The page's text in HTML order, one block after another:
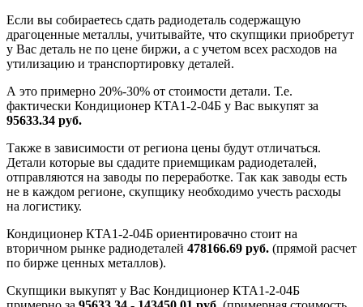
Если вы собираетесь сдать радиодеталь содержащую
драгоценные металлы, учитывайте, что скупщики приобретут
у Вас деталь не по цене биржи, а с учетом всех расходов на
утилизацию и транспортировку деталей.
А это примерно 20%-30% от стоимости детали. Т.е.
фактически Кондиционер КТА1-2-04Б у Вас выкупят за
95633.34 руб.
Также в зависимости от региона цены будут отличаться.
Детали которые вы сдадите приемщикам радиодеталей,
отправляются на заводы по переработке. Так как заводы есть
не в каждом регионе, скупщику необходимо учесть расходы
на логистику.
Кондиционер КТА1-2-04Б ориентировачно стоит на
вторичном рынке радиодеталей 478166.69 руб. (прямой расчет
по бирже ценных металлов).
Скупщики выкупят у Вас Кондиционер КТА1-2-04Б